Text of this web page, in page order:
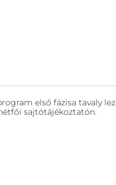
első fázisa tavaly
sajtótájékoztatón.